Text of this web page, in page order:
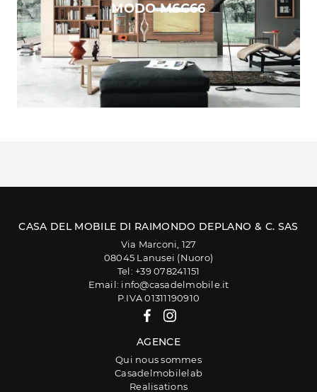
MODO M6C66
CASA DEL MOBILE DI RAIMONDO DEPLANO & C. SAS
Via Marconi, 127
08045 Lanusei (Nuoro)
Tel: +39 078241151
Email: info@casadelmobile.it
P.IVA 01311190910
AGENCE
Qui nous sommes
Casadelmobilelab
Realisations